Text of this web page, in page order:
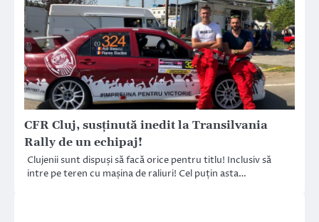
CFR Cluj, susținută inedit la Transilvania
Rally de un echipaj!
Clujenii sunt dispuși să facă orice pentru titlu! Inclusiv să
intre pe teren cu mașina de raliuri! Cel puțin asta…